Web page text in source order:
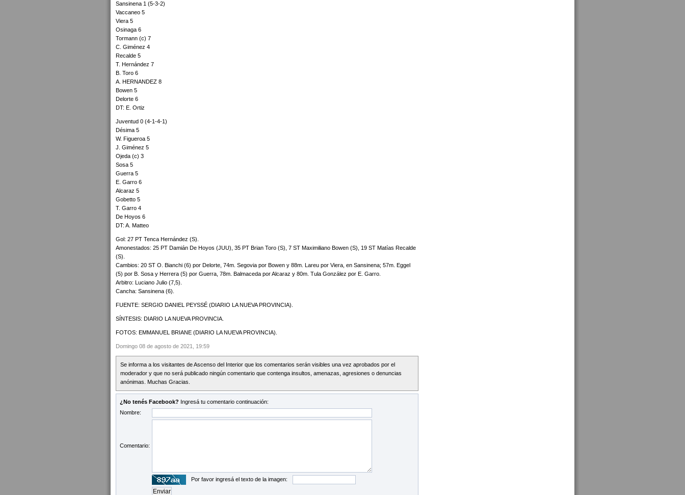
Sansinena 1 (5-3-2)
Vaccaneo 5
Viera 5
Osinaga 6
Tormann (c) 7
C. Giménez 4
Recalde 5
T. Hernández 7
B. Toro 6
A. HERNANDEZ 8
Bowen 5
Delorte 6
DT: E. Ortiz
Juventud 0 (4-1-4-1)
Désima 5
W. Figueroa 5
J. Giménez 5
Ojeda (c) 3
Sosa 5
Guerra 5
E. Garro 6
Alcaraz 5
Gobetto 5
T. Garro 4
De Hoyos 6
DT: A. Matteo
Gol: 27 PT Tenca Hernández (S).
Amonestados: 25 PT Damián De Hoyos (JUU), 35 PT Brian Toro (S), 7 ST Maximiliano Bowen (S), 19 ST Matías Recalde
(S).
Cambios: 20 ST O. Bianchi (6) por Delorte, 74m. Segovia por Bowen y 88m. Lareu por Viera, en Sansinena; 57m. Eggel
(5) por B. Sosa y Herrera (5) por Guerra, 78m. Balmaceda por Alcaraz y 80m. Tula González por E. Garro.
Arbitro: Luciano Julio (7,5).
Cancha: Sansinena (6).
FUENTE: SERGIO DANIEL PEYSSÉ (DIARIO LA NUEVA PROVINCIA).
SÍNTESIS: DIARIO LA NUEVA PROVINCIA.
FOTOS: EMMANUEL BRIANE (DIARIO LA NUEVA PROVINCIA).
Domingo 08 de agosto de 2021, 19:59
Se informa a los visitantes de Ascenso del Interior que los comentarios serán visibles una vez aprobados por el
moderador y que no será publicado ningún comentario que contenga insultos, amenazas, agresiones o denuncias
anónimas. Muchas Gracias.
¿No tenés Facebook? Ingresá tu comentario continuación:
Nombre:
Comentario:
Por favor ingresá el texto de la imagen: